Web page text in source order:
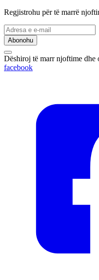
Regjistrohu për të marrë
Abonohu
Dëshiroj të marr njoftime dhe
facebook